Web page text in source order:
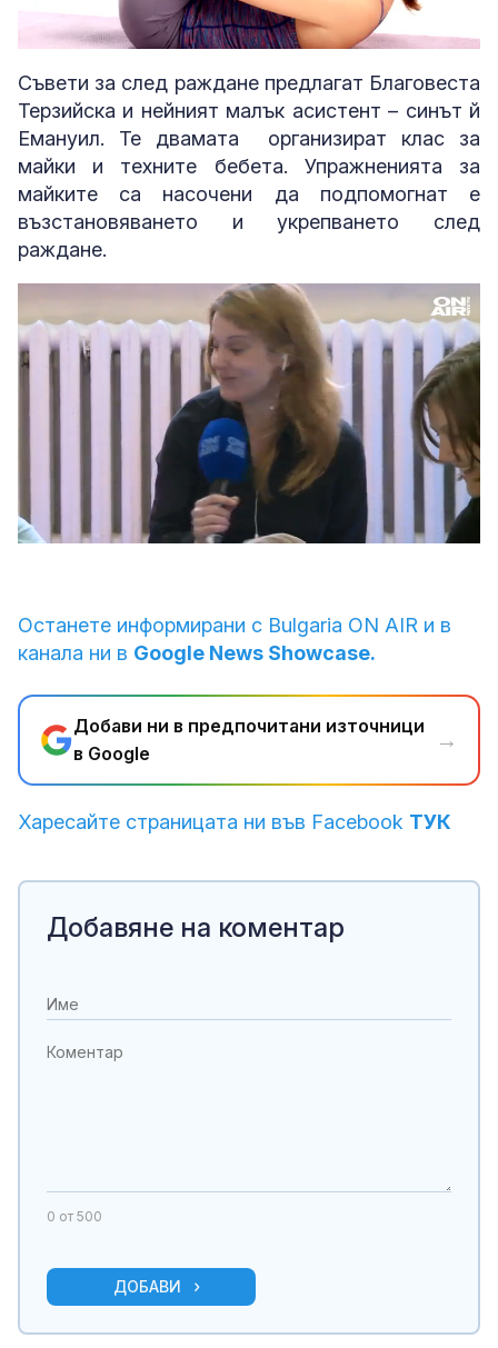
Unmute Loaded:
2.91%
Съвети за след раждане предлагат Благовеста
Терзийска и нейният малък асистент – синът й
Емануил. Те двамата организират клас за
майки и техните бебета. Упражненията за
майките са насочени да подпомогнат е
възстановяването и укрепването след
раждане.
8.91%
Останете информирани с Bulgaria ON AIR и в
канала ни в Google News Showcase.
Добави ни в предпочитани източници
в Google
→
Харесайте страницата ни във Facebook ТУК
Добавяне на коментар
0 от 500
ДОБАВИ